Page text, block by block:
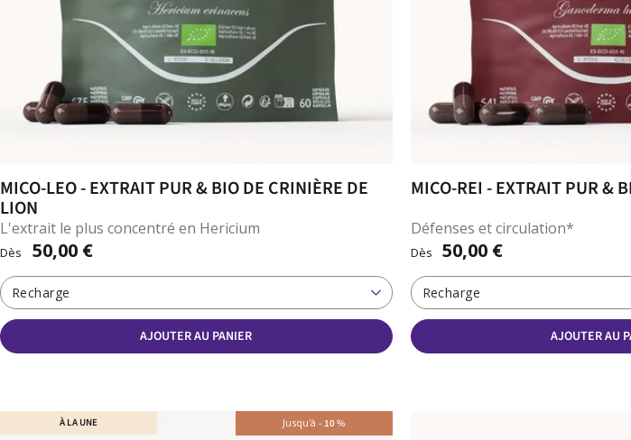
MICO-LEO - EXTRAIT PUR & BIO DE CRINIÈRE DE
LION
L'extrait le plus concentré en Hericium
Dès 50,00 €
Recharge
AJOUTER AU PANIER
MICO-REI - EXTRAIT PUR &
Défenses et circulation*
Dès 50,00 €
Recharge
AJOUTER AU
À LA UNE Jusqu'à- 10%